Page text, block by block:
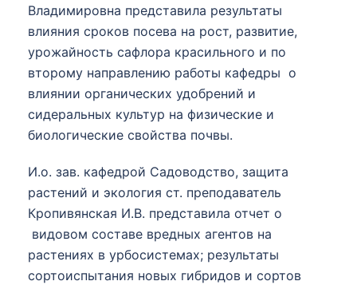
Владимировна представила результаты
влияния сроков посева на рост, развитие,
урожайность сафлора красильного и по
второму направлению работы кафедры о
влиянии органических удобрений и
сидеральных культур на физические и
биологические свойства почвы.
И.о. зав. кафедрой Садоводство, защита
растений и экология ст. преподаватель
Кропивянская И.В. представила отчет о
видовом составе вредных агентов на
растениях в урбосистемах; результаты
сортоиспытания новых гибридов и сортов